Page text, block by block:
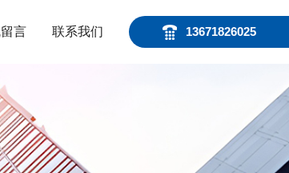
13671826025
言 联系我们